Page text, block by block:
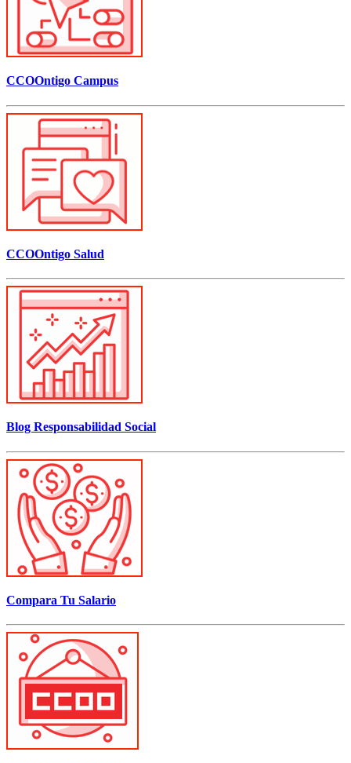
CCOOntigo Campus
CCOOntigo Salud
Blog Responsabilidad Social
Compara Tu Salario